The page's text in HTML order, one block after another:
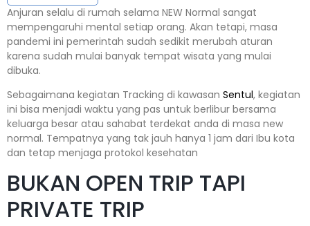
Anjuran selalu di rumah selama NEW Normal sangat
mempengaruhi mental setiap orang. Akan tetapi, masa
pandemi ini pemerintah sudah sedikit merubah aturan
karena sudah mulai banyak tempat wisata yang mulai
dibuka.
Sebagaimana kegiatan Tracking di kawasan Sentul, kegiatan
ini bisa menjadi waktu yang pas untuk berlibur bersama
keluarga besar atau sahabat terdekat anda di masa new
normal. Tempatnya yang tak jauh hanya 1 jam dari Ibu kota
dan tetap menjaga protokol kesehatan
BUKAN OPEN TRIP TAPI
PRIVATE TRIP